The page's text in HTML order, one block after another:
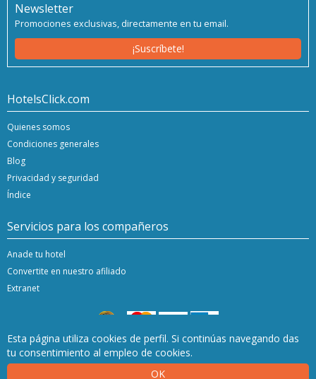
Esta página utiliza cookies de perfil. Si continúas navegando das
tu consentimiento al empleo de cookies.
OK
Newsletter
Promociones exclusivas, directamente en tu email.
¡Suscríbete!
HotelsClick.com
Quienes somos
Condiciones generales
Blog
Privacidad y seguridad
Índice
Servicios para los compañeros
Anade tu hotel
Convertite en nuestro afiliado
Extranet
Copyright © 2020/24 Hashnap srl. Todos los derechos reservados | P.Iva 04396920276
Licencia de determinación 0027448 emitida el 20.01.2020 por la región de Veneto.